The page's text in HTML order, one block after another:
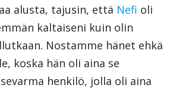
alusta, tajusin, että Nefi oli
kaltaiseni kuin olin
Nostamme hänet ehkä
koska hän oli aina se
henkilö, jolla oli aina